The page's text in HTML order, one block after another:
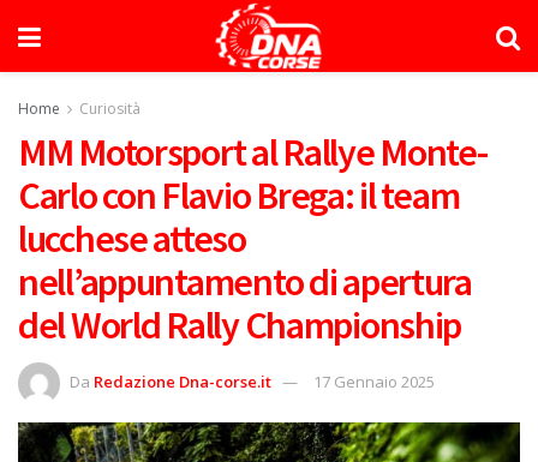
Home Curiosità
MM Motorsport al Rallye Monte-
Carlo con Flavio Brega: il team
lucchese atteso
nell’appuntamento di apertura
del World Rally Championship
Da Redazione Dna-corse.it 17 Gennaio 2025